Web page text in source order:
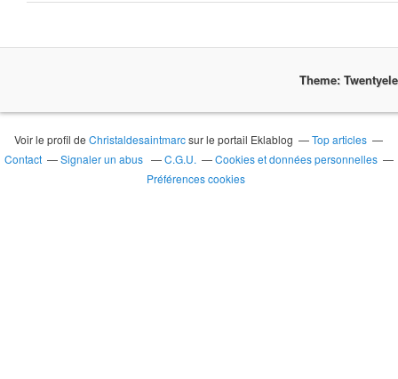
Theme:
Voir le profil deChristaldesaintmarcsur le portail Eklablog
Top articles
Contact
Signaler un abus C.G.U.
Cookies et données personnelles
Préférences cookies